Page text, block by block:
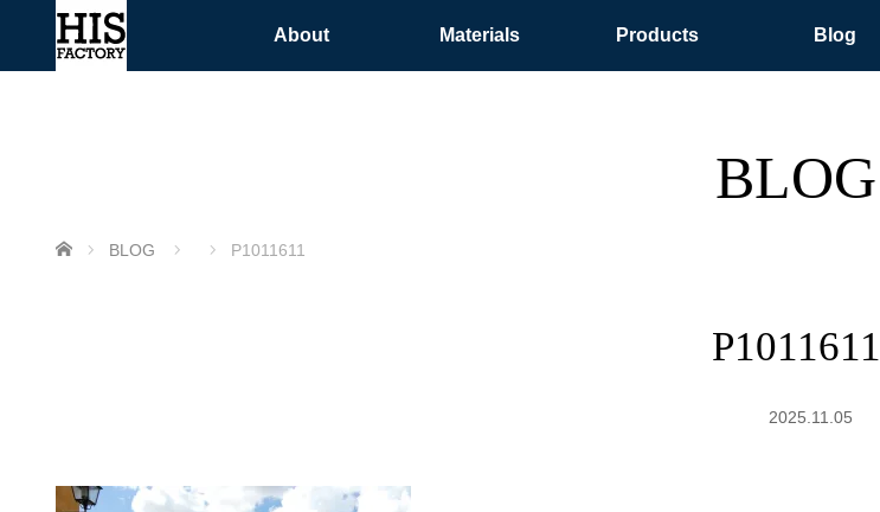
About Materials Products Blog
BLOG
ホーム BLOG P1011611
P1011611
2025.11.05